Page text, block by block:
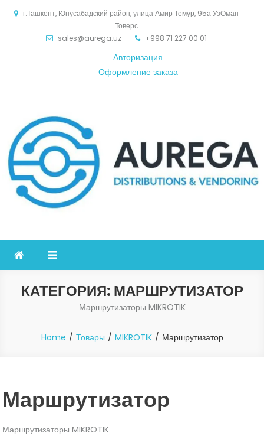
г.Ташкент, Юнусабадский район, улица Амир Темур, 95а УзОман
Товерс
sales@aurega.uz
+998 71 227 00 01
Авторизация
Оформление заказа
КАТЕГОРИЯ: МАРШРУТИЗАТОР
Маршрутизаторы MIKROTIK
Home Товары MIKROTIK Маршрутизатор
Маршрутизатор
Маршрутизаторы MIKROTIK